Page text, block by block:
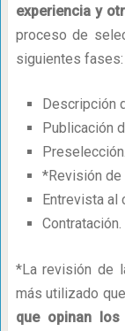
experiencia y
proceso de
siguientes fases:
Descripción
Publicación
Preselección.
*Revisión de
Entrevista al
Contratación.
*La revisión de
más utilizado
que opinan